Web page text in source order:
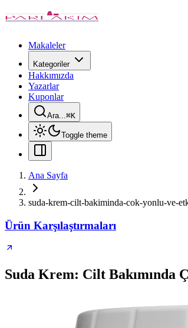
Makaleler
Kategoriler
Hakkımızda
Yazarlar
Kuponlar
Ara...⌘K
Toggle theme
Ana Sayfa
suda-krem-cilt-bakiminda-cok-yonlu-ve-
Ürün Karşılaştırmaları
Suda Krem: Cilt Bakımında